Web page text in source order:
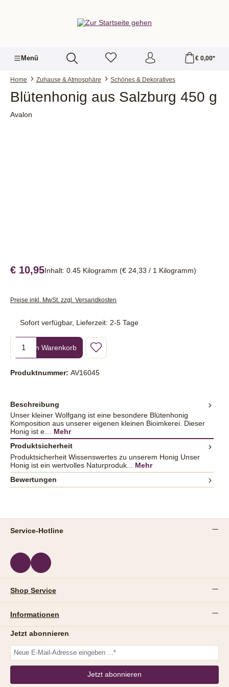
Menü € 0,00*
Home Zuhause & Atmosphäre Schönes & Dekoratives
Blütenhonig aus Salzburg 450 g
Avalon
€ 10,95Inhalt: 0.45 Kilogramm (€ 24,33 / 1 Kilogramm)
Preise inkl. MwSt. zzgl. Versandkosten
Sofort verfügbar, Lieferzeit: 2-5 Tage
Produkt Anzahl: Gib den gewünschten Wert ein oder benutze die
In den Warenkorb
Produktnummer: AV16045
Beschreibung
Unser kleiner Wolfgang ist eine besondere Blütenhonig
Komposition aus unserer eigenen kleinen Bioimkerei. Dieser
Honig ist e… Mehr
Produktsicherheit
Produktsicherheit Wissenswertes zu unserem Honig Unser
Honig ist ein wertvolles Naturproduk... Mehr
Bewertungen
Service-Hotline
Shop Service
Informationen
Jetzt abonnieren
Jetzt abonnieren